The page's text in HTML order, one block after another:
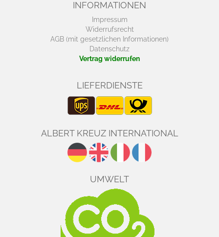
INFORMATIONEN
Impressum
Widerrufsrecht
AGB (mit gesetzlichen Informationen)
Datenschutz
Vertrag widerrufen
LIEFERDIENSTE
ALBERT KREUZ INTERNATIONAL
UMWELT